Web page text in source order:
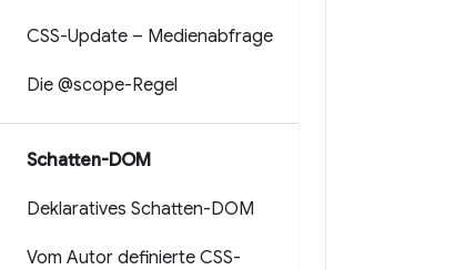
CSS-Update – Medienabfrage
Die @scope-Regel
Schatten-DOM
Deklaratives Schatten-DOM
Vom Autor definierte CSS-